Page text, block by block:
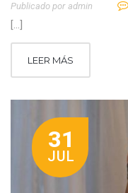
Publicado por Admin
[…]
LEER MÁS
31
JUL